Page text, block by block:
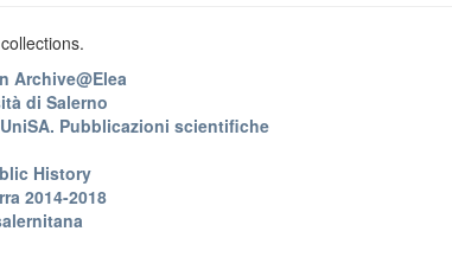
Archive@Elea
di Salerno
Pubblicazioni scientifiche
History
2014-2018